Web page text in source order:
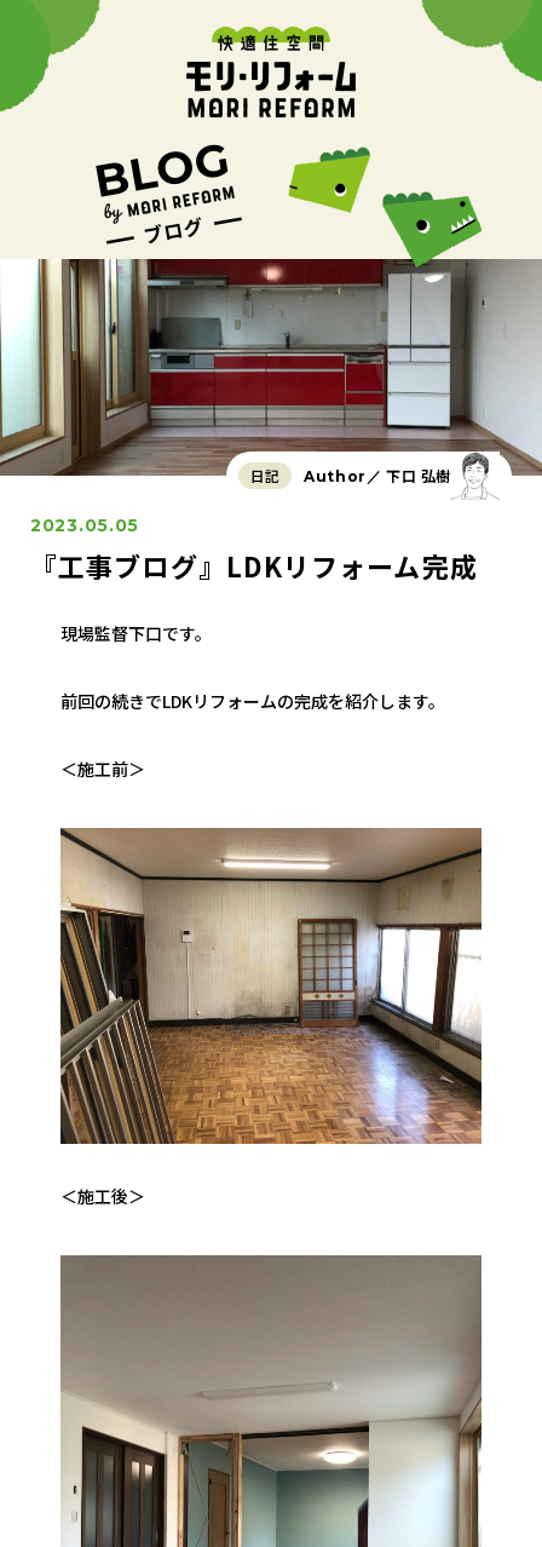
日記 Author／ 下口 弘樹
2023.05.05
『工事ブログ』LDKリフォーム完成
現場監督下口です。
前回の続きでLDKリフォームの完成を紹介します。
＜施工前＞
＜施工後＞